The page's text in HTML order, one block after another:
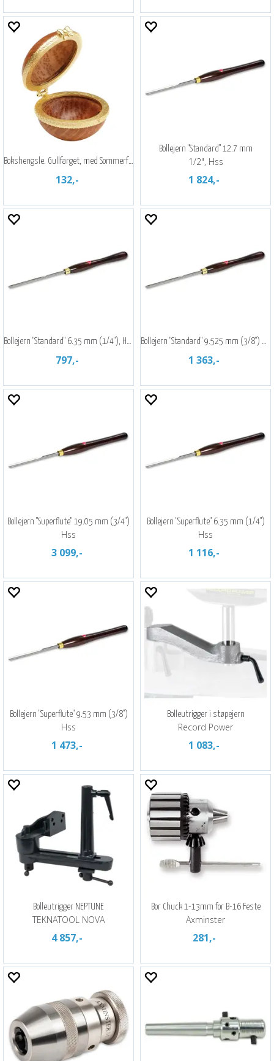
Bokshengsle. Gullfarget, med Sommerfugel
132,-
Bollejern "Standard" 12.7 mm
1/2", Hss
1 824,-
Bollejern "Standard" 6.35 mm (1/4"), Hss
797,-
Bollejern "Standard" 9.525 mm (3/8") HSS
1 363,-
Bollejern "Superflute" 19.05 mm (3/4")
Hss
3 099,-
Bollejern "Superflute" 6.35 mm (1/4")
Hss
1 116,-
Bollejern "Superflute" 9.53 mm (3/8")
Hss
1 473,-
Bolleutrigger i støpejern
Record Power
1 083,-
Bolleutrigger NEPTUNE
TEKNATOOL NOVA
4 857,-
Bor Chuck 1-13mm for B-16 Feste
Axminster
281,-